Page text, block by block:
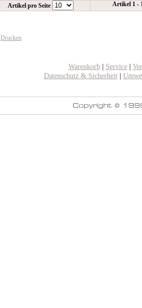
Artikel pro Seite Artikel 1 -
Drucken
Warenkorb| Service|
Datenschutz & Sicherheit|